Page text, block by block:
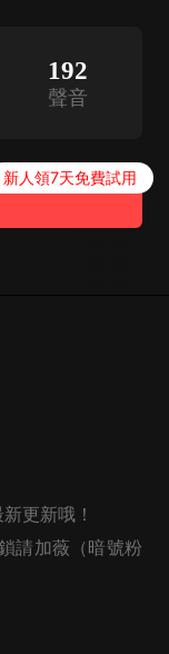
192
聲音
新人領7天免費試用
更新哦！
請加薇（暗號粉